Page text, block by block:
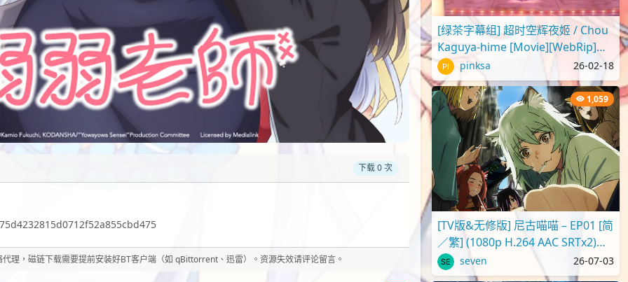
下载 0 次
理，磁链下载需要提前安装好BT客户端（如 qBittorrent、迅雷）。资源失效请评论留言。
[绿茶字幕组] 超时空辉夜姬 / Chou
Kaguya-hime [Movie][WebRip]
[1080p][简繁日内封]
pinksa 26-02-18
1,059
[TV版&无修版] 尼古喵喵 – EP01 [简
／繁] (1080p H.264 AAC SRTx2)
{Yani Neko | ヤニねこ | C..
seven 26-07-03